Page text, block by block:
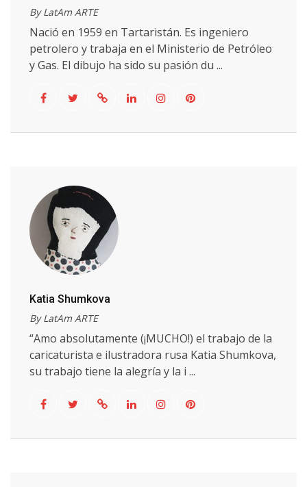
By LatAm ARTE
Nació en 1959 en Tartaristán. Es ingeniero
petrolero y trabaja en el Ministerio de Petróleo
y Gas. El dibujo ha sido su pasión du ...
Katia Shumkova
By LatAm ARTE
“Amo absolutamente (¡MUCHO!) el trabajo de la
caricaturista e ilustradora rusa Katia Shumkova,
su trabajo tiene la alegría y la i ...